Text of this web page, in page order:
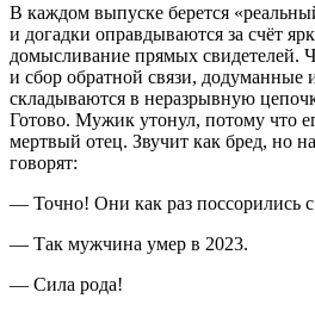
В каждом выпуске берется
и догадки оправдываются за счёт
домысливание прямых свидетелей.
и сбор обратной связи, додуманные
складываются в неразрывную
Готово. Мужик утонул, потому что
мертвый отец. Звучит как бред, но
говорят:
— Точно! Они как раз поссорились
— Так мужчина умер в 2023.
— Сила рода!